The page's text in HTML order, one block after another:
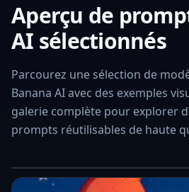
Aperçu de
AI sélectionnés
Parcourez une sélection de
Banana AI avec des exemples
galerie complète pour explorer
prompts réutilisables de haute
Curious Cat on a